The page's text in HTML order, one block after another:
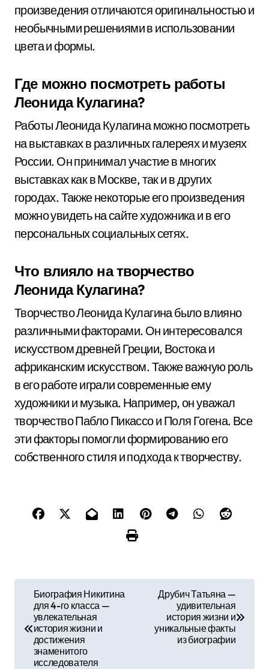
произведения отличаются оригинальностью и
необычными решениями в использовании
цвета и формы.
Где можно посмотреть работы
Леонида Кулагина?
Работы Леонида Кулагина можно посмотреть
на выставках в различных галереях и музеях
России. Он принимал участие в многих
выставках как в Москве, так и в других
городах. Также некоторые его произведения
можно увидеть на сайте художника и в его
персональных социальных сетях.
Что влияло на творчество
Леонида Кулагина?
Творчество Леонида Кулагина было влияно
различными факторами. Он интересовался
искусством древней Греции, Востока и
африканским искусством. Также важную роль
в его работе играли современные ему
художники и музыка. Например, он уважал
творчество Пабло Пикассо и Поля Гогена. Все
эти факторы помогли формированию его
собственного стиля и подхода к творчеству.
Биография Никитина
для 4-го класса —
увлекательная
история жизни и
достижения
знаменитого
исследователя
Друбич Татьяна —
удивительная
история жизни и
уникальные факты
из биографии